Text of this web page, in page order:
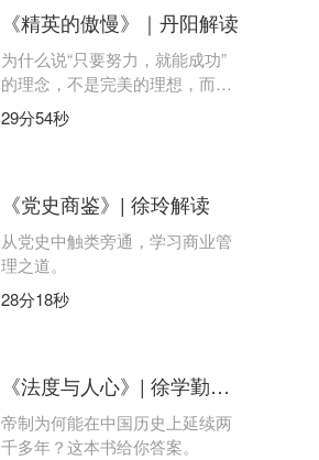
《精英的傲慢》｜丹阳解读
为什么说“只要努力，就能成功”
的理念，不是完美的理想，而是
骗人的神话？
29分54秒
《党史商鉴》| 徐玲解读
从党史中触类旁通，学习商业管
理之道。
28分18秒
《法度与人心》| 徐学勤解读
帝制为何能在中国历史上延续两
千多年？这本书给你答案。